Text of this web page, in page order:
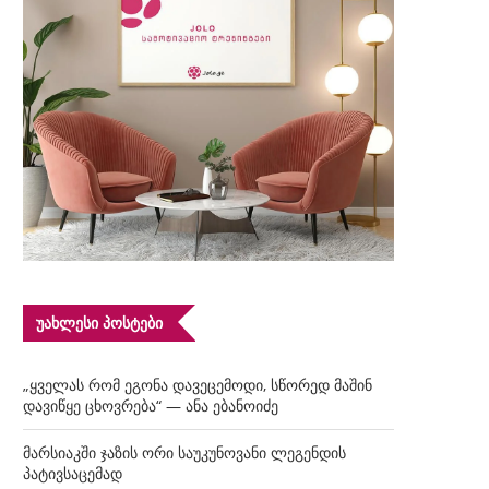
ᲣᲐᲮᲚᲔᲡᲘ ᲞᲝᲡᲢᲔᲑᲘ
„ყველას რომ ეგონა დავეცემოდი, სწორედ მაშინ
დავიწყე ცხოვრება“ — ანა ებანოიძე
მარსიაკში ჯაზის ორი საუკუნოვანი ლეგენდის
პატივსაცემად